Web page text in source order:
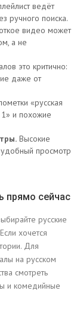
ведёт
ручного поиска.
видео может
а не
это критично:
даже от
«русская
1» и похожие
Высокие
просмотр
прямо сейчас
русские
хочется
Для
на русском
смотреть
и комедийные